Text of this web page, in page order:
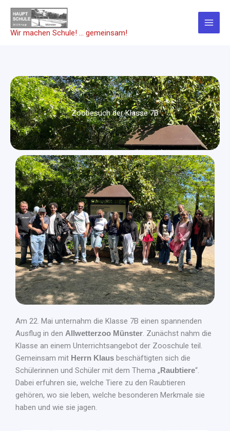
Zum
Inhalt
springen
Wir machen Schule! … gemeinsam!
Zoobesuch der Klasse 7B
Am 22. Mai unternahm die Klasse 7B einen spannenden
Ausflug in den Allwetterzoo Münster. Zunächst nahm die
Klasse an einem Unterrichtsangebot der Zooschule teil.
Gemeinsam mit Herrn Klaus beschäftigten sich die
Schülerinnen und Schüler mit dem Thema „Raubtiere“.
Dabei erfuhren sie, welche Tiere zu den Raubtieren
gehören, wo sie leben, welche besonderen Merkmale sie
haben und wie sie jagen.